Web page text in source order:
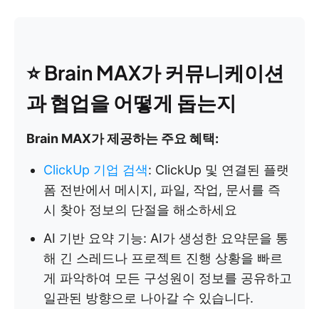
⭐ Brain MAX가 커뮤니케이션
과 협업을 어떻게 돕는지
Brain MAX가 제공하는 주요 혜택:
ClickUp 기업 검색: ClickUp 및 연결된 플랫
폼 전반에서 메시지, 파일, 작업, 문서를 즉
시 찾아 정보의 단절을 해소하세요
AI 기반 요약 기능: AI가 생성한 요약문을 통
해 긴 스레드나 프로젝트 진행 상황을 빠르
게 파악하여 모든 구성원이 정보를 공유하고
일관된 방향으로 나아갈 수 있습니다.